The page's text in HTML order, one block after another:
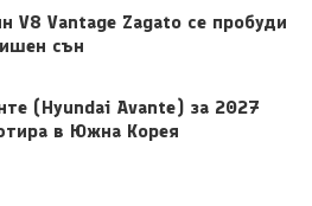
V8 Vantage Zagato се пробуди
сън
(Hyundai Avante) за 2027
в Южна Корея